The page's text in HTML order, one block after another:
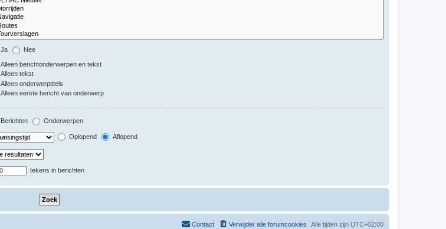
Ja Nee
Alleen berichtonderwerpen en tekst
Alleen tekst
Alleen onderwerptitels
Alleen eerste bericht van onderwerp
Berichten Onderwerpen
Oplopend Aflopend
tekens in berichten
Alle tijden zijn UTC+02:00
Verwijder alle forumcookies
Contact